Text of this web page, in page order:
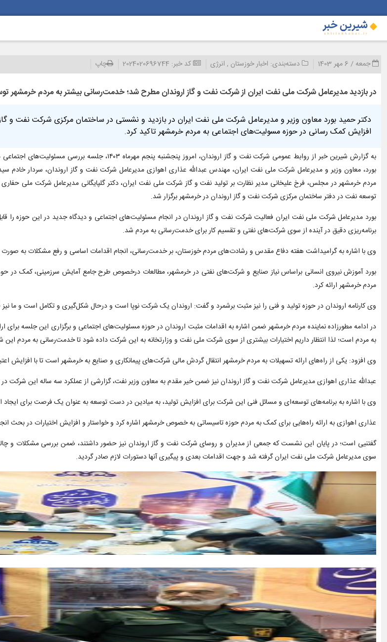
جمعه / 6 مهر 1403 دسته‌بندی: اخبار خوزستان , انرژی کد خبر: 2024020696744 چاپ
در بازدید مدیرعامل شرکت ملی نفت ایران از شرکت نفت و گاز اروندان مطرح شد؛ خدمت‌رسانی بیشتر به مردم
دکتر حمید بورد معاون وزیر و مدیرعامل شرکت ملی نفت ایران در بازدید و نشستی در ساختمان مرکزی شرکت نفت و
افزایش کمک رسانی در حوزه مسولیت‌های اجتماعی به مردم خرمشهر تاکید کرد.
به گزارش شیرین خبر از روابط عمومی شرکت نفت و گاز اروندان، امروز
بورد، معاون وزیر و مدیرعامل شرکت ملی نفت ایران، مهندس عبدالله عذاری اهوازی مدیرعامل شرکت نفت و گاز اروندان، سردار خادم
مردم خرمشهر در مجلس، فرخ علیخانی مدیر نظارت بر تولید نفت و گاز شرکت ملی نفت ایران، دکتر گلپایگانی مدیرعامل شرکت ملی
توسعه نفت در دفتر ساختمان مرکزی شرکت نفت و گاز اروندان در خرمشهر برگزار شد.
بورد مدیرعامل شرکت ملی نفت ایران فعالیت شرکت نفت و گاز اروندان در انجام مسئولیت‌های اجتماعی و دیدگاه جدید در این حوزه را
برنامه‌ریزی دقیق در آینده از سوی شرکت‌های نفتی و تقسیم کار برای خدمت‌رسانی به مردم شد.
وی با اشاره به گرامیداشت هفته دفاع مقدس و رشادت‌های مردم خوزستان، بر خدمت‌رسانی، انجام اقدامات اساسی و رفع مشکلات به
بورد آموزش نیروی انسانی براساس نیاز صنایع و شرکت‌های نفتی در خرمشهر، مطالعات درخصوص طرح جامع آمایش سرزمینی، کمک در
مردم خرمشهر ارائه کرد.
وی کارنامه اروندان در حوزه تولید و فنی را نیز مثبت برشمرد و گفت: اروندان یک شرکت نوپا است و درحال شکل‌گیری و تکامل است و ما
در ادامه مطورزاده نماینده مردم خرمشهر ضمن اشاره به اقدامات مثبت اروندان در حوزه مسئولیت‌های اجتماعی و برگزاری این جلسه
به مردم است؛ لذا انتظار داریم اختیارات بیشتری از سوی شرکت ملی نفت و وزارتخانه به این شرکت داده شود تا خدمت‌رسانی به مردم این
وی افزود: یکی از راه‌های ارائه تسهیلات به مردم خرمشهر انتقال گردش مالی شرکت‌های پیمانکاری و صنایع به خرمشهر است تا با افزایش
عبدالله عذاری اهوازی مدیرعامل شرکت نفت و گاز اروندان نیز ضمن خیر مقدم به معاون وزیر نفت، گزارشی از عملکرد سه ساله این شرکت
وی با اشاره به برنامه‌های توسعه‌ای و مسائل فنی این شرکت برای افزایش تولید، به میادین در دست توسعه به عنوان یک فرصت برای
عذاری اهوازی به ارائه راه‌هایی برای کمک به مردم حوزه‌ تاسیساتی به خصوص خرمشهر اشاره کرد و خواستار و افزایش اختیارات در بحث
گفتنیی است؛ در پایان این نشست که جمعی از مدیران و روسای شرکت نفت و گاز اروندان نیز حضور داشتند، ضمن بررسی مشکلات و
سوی مدیرعامل شرکت ملی نفت ایران گرفته شد و جهت اقدامات بعدی و پیگیری آنها دستورات لازم صادر گردید.